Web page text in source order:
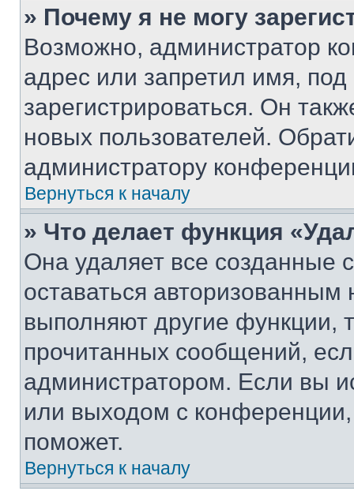
» Почему я не могу
Возможно, администратор
адрес или запретил имя,
зарегистрироваться. Он
новых пользователей.
администратору
Вернуться к началу
» Что делает функция
Она удаляет все созданные
оставаться
выполняют другие функции,
прочитанных сообщений,
администратором. Если вы
или выходом с
поможет.
Вернуться к началу